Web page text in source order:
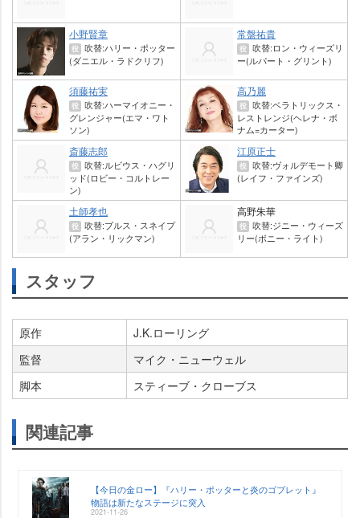
小野賢章
役 吹替:ハリー・ポッター
(ダニエル・ラドクリフ)
常盤祐貴
役 吹替:ロン・ウィーズリ
ー(ルパート・グリント)
須藤祐実
役 吹替:ハーマイオニー・
グレンジャー(エマ・ワト
ソン)
高乃麗
役 吹替:ベラトリックス・
レストレンジ(ヘレナ・ボ
ナム=カーター)
斎藤志郎
役 吹替:ルビウス・ハグリ
ッド(ロビー・コルトレー
ン)
江原正士
役 吹替:ヴォルデモート卿
(レイフ・ファインズ)
土師孝也
役 吹替:ブルス・スネイプ
(アラン・リックマン)
高野朱華
役 吹替:ジニー・ウィーズ
リー(ボニー・ライト)
スタッフ
原作
J.K.ローリング
監督
マイク・ニューウェル
脚本
スティーブ・クローブス
関連記事
【今日の金ロー】『ハリー・ポッターと炎のゴブレット』
物語は新たなステージに突入
2021-11-26